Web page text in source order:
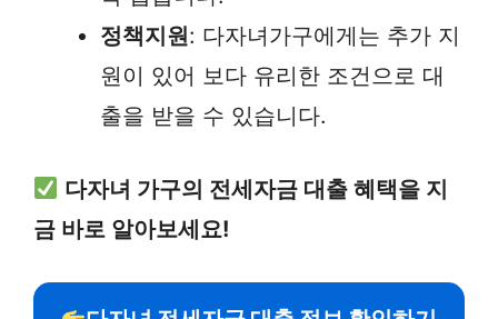
정책지원: 다자녀가구에게는 추가 지
원이 있어 보다 유리한 조건으로 대
출을 받을 수 있습니다.
다자녀 가구의 전세자금 대출 혜택을 지
금 바로 알아보세요!